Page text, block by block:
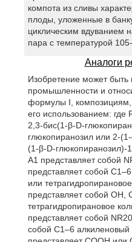
компота из сливы
плоды, уложенные в
циклическим вдуванием
пара с температурой
Аналоги
Изобретение может
промышленности и
формулы I, композициям,
его использованием: где
2,3-бис(1-β-D-
глюкопиранозил или 2-
(1-β-D-глюкопиранозил)-
A1 представляет собой
представляет собой
или
представляет собой OH,
тетрагидропирановое
представляет собой
собой C1–6 алкиленовый